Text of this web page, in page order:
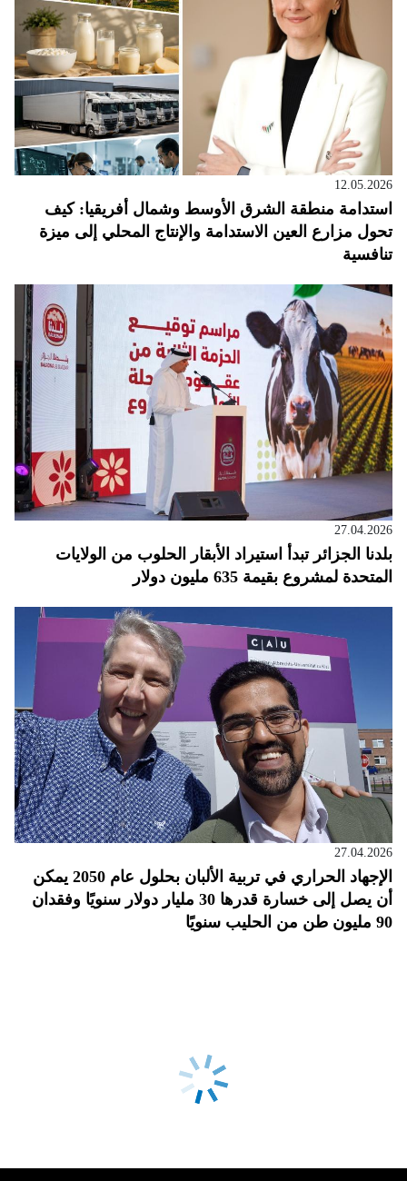
12.05.2026
استدامة منطقة الشرق الأوسط وشمال أفريقيا: كيف
تحول مزارع العين الاستدامة والإنتاج المحلي إلى ميزة
تنافسية
27.04.2026
بلدنا الجزائر تبدأ استيراد الأبقار الحلوب من الولايات
المتحدة لمشروع بقيمة 635 مليون دولار
27.04.2026
الإجهاد الحراري في تربية الألبان بحلول عام 2050 يمكن
أن يصل إلى خسارة قدرها 30 مليار دولار سنويًا وفقدان
90 مليون طن من الحليب سنويًا